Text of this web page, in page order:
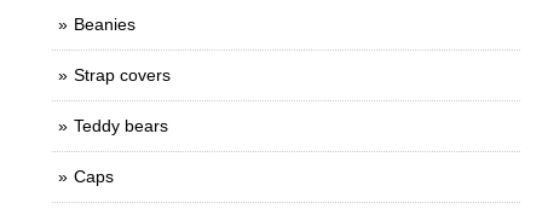
Beanies
Strap covers
Teddy bears
Caps